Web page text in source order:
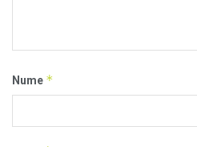
Nume *